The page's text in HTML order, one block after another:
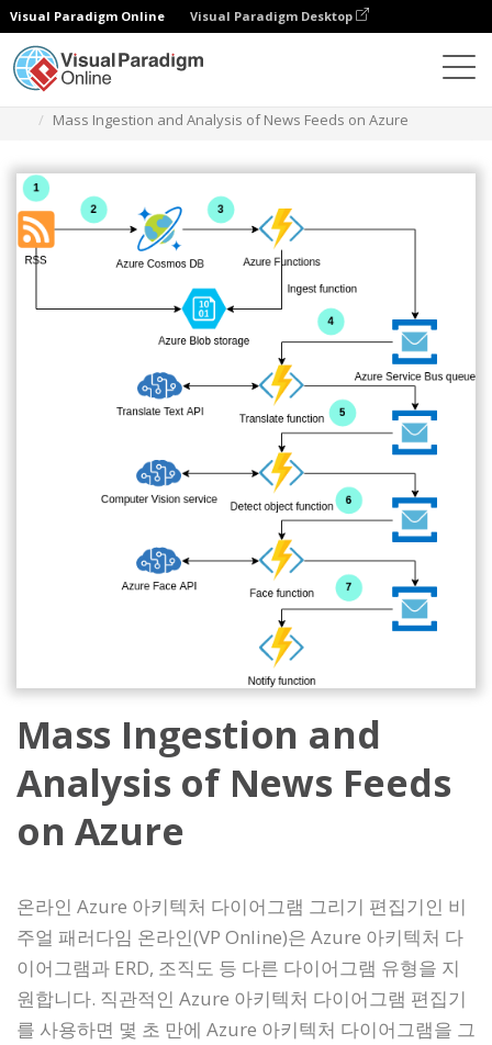
Visual Paradigm Online Visual Paradigm Desktop
Mass Ingestion and Analysis of News Feeds on Azure
Mass Ingestion and
Analysis of News Feeds
on Azure
온라인 Azure 아키텍처 다이어그램 그리기 편집기인 비
주얼 패러다임 온라인(VP Online)은 Azure 아키텍처 다
이어그램과 ERD, 조직도 등 다른 다이어그램 유형을 지
원합니다. 직관적인 Azure 아키텍처 다이어그램 편집기
를 사용하면 몇 초 만에 Azure 아키텍처 다이어그램을 그